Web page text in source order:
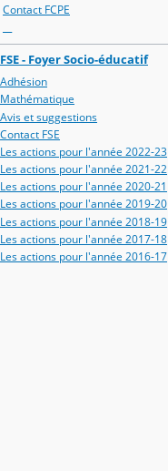
Contact FCPE
FSE - Foyer Socio-éducatif
Adhésion
Mathématique
Avis et suggestions
Contact FSE
Les actions pour l'année 2022-23
Les actions pour l'année 2021-22
Les actions pour l'année 2020-21
Les actions pour l'année 2019-20
Les actions pour l'année 2018-19
Les actions pour l'année 2017-18
Les actions pour l'année 2016-17